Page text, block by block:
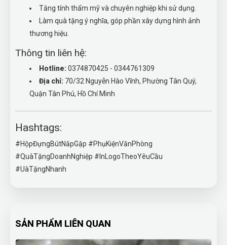
Tăng tính thẩm mỹ và chuyên nghiệp khi sử dụng.
Làm quà tặng ý nghĩa, góp phần xây dựng hình ảnh
thương hiệu.
Thông tin liên hệ:
Hotline: 0374870425 - 0344761309
Địa chỉ: 70/32 Nguyễn Hào Vĩnh, Phường Tân Quý,
Quận Tân Phú, Hồ Chí Minh
Hashtags:
#HộpĐựngBútNắpGập #PhụKiệnVănPhòng
#QuàTặngDoanhNghiệp #InLogoTheoYêuCầu
#UàTặngNhanh
SẢN PHẨM LIÊN QUAN